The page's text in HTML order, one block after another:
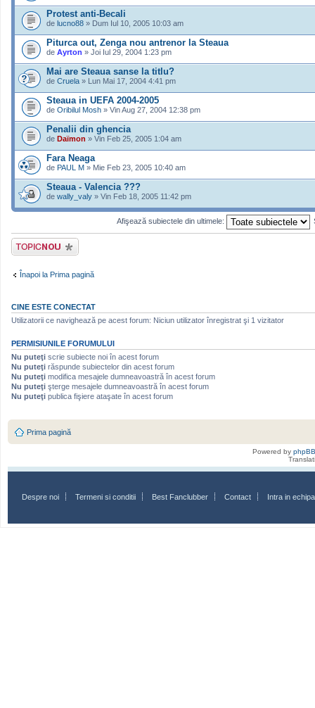
Protest anti-Becali
de lucno88 » Dum Iul 10, 2005 10:03 am
Piturca out, Zenga nou antrenor la Steaua
de Ayrton » Joi Iul 29, 2004 1:23 pm
Mai are Steaua sanse la titlu?
de Cruela » Lun Mai 17, 2004 4:41 pm
Steaua in UEFA 2004-2005
de Oribilul Mosh » Vin Aug 27, 2004 12:38 pm
Penalii din ghencia
de Daïmon » Vin Feb 25, 2005 1:04 am
Fara Neaga
de PAUL M » Mie Feb 23, 2005 10:40 am
Steaua - Valencia ???
de wally_valy » Vin Feb 18, 2005 11:42 pm
Afişează subiectele din ultimele:
Scrie un subiect
nou
Înapoi la Prima pagină
CINE ESTE CONECTAT
Utilizatorii ce navighează pe acest forum: Niciun utilizator înregistrat şi 1 vizitator
PERMISIUNILE FORUMULUI
Nu puteţi scrie subiecte noi în acest forum
Nu puteţi răspunde subiectelor din acest forum
Nu puteţi modifica mesajele dumneavoastră în acest forum
Nu puteţi şterge mesajele dumneavoastră în acest forum
Nu puteţi publica fişiere ataşate în acest forum
Prima pagină
Powered by phpBB
Despre noi Termeni si conditii Best Fanclubber Contact Intra in